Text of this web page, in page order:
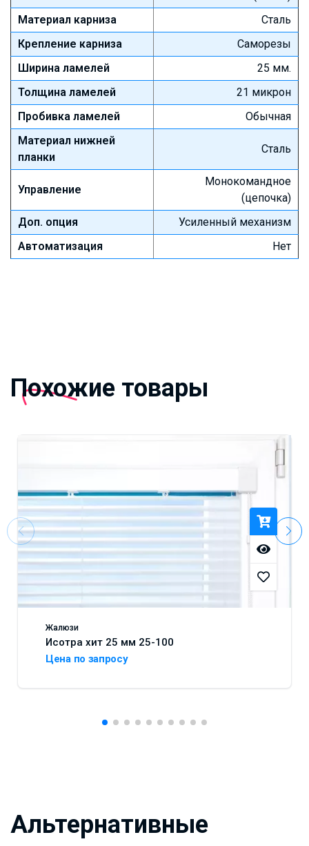
Материал карниза
Сталь
Крепление карниза
Саморезы
Ширина ламелей
25 мм.
Толщина ламелей
21 микрон
Пробивка ламелей
Обычная
Материал нижней
планки
Сталь
Управление
Монокомандное
(цепочка)
Доп. опция
Усиленный механизм
Автоматизация
Нет
Похожие товары
Жалюзи
Исотра хит 25 мм 25-100
Цена по запросу
Альтернативные